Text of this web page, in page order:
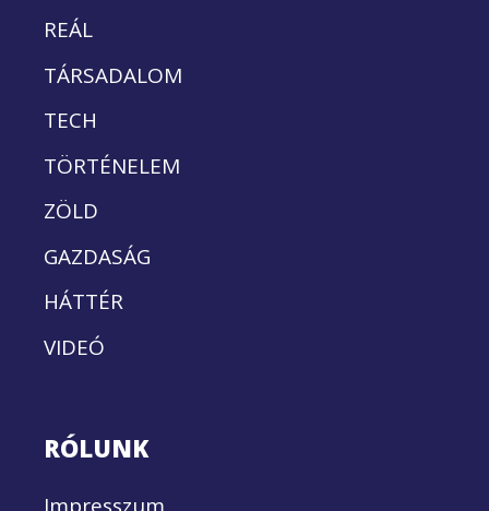
REÁL
TÁRSADALOM
TECH
TÖRTÉNELEM
ZÖLD
GAZDASÁG
HÁTTÉR
VIDEÓ
RÓLUNK